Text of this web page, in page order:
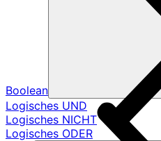
Boolean
Logisches UND
Logisches NICHT
Logisches ODER